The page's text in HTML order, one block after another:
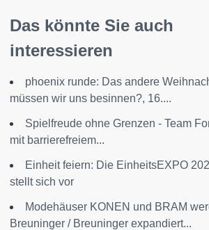
Das könnte Sie auch
interessieren
phoenix runde: Das andere
müssen wir uns besinnen?, 16....
Spielfreude ohne Grenzen - Team
mit barrierefreiem...
Einheit feiern: Die EinheitsEXPO
stellt sich vor
Modehäuser KONEN und BRAM
Breuninger / Breuninger expandiert...